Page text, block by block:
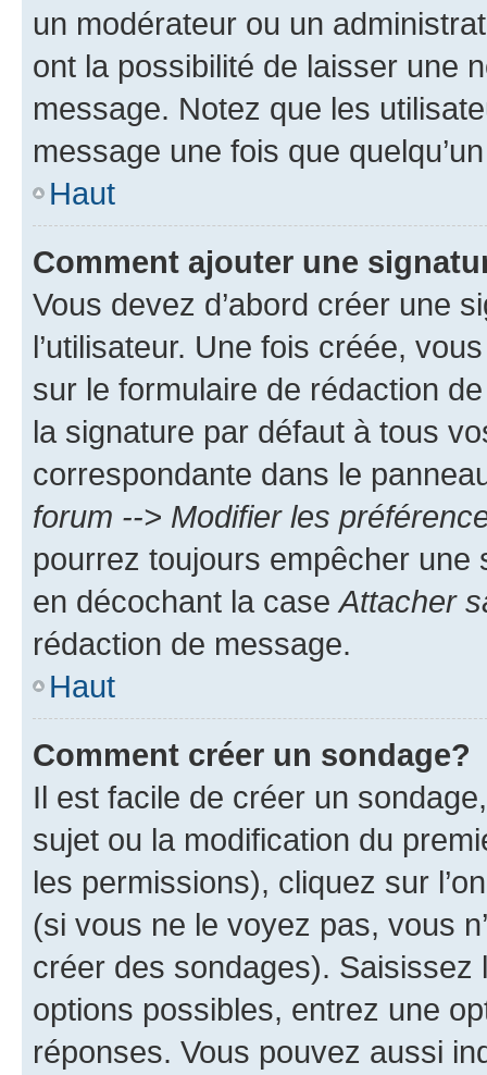
un modérateur ou un
ont la possibilité de laisser une
message. Notez que les
message une fois que
Haut
Comment ajouter une
Vous devez d’abord créer une
l’utilisateur. Une fois créée,
sur le formulaire de rédaction
la signature par défaut à tous
correspondante dans le
forum --> Modifier les
pourrez toujours empêcher une
en décochant la caseAttacher
rédaction de message.
Haut
Comment créer un sondage?
Il est facile de créer un
sujet ou la modification du
les permissions), cliquez sur
(si vous ne le voyez pas, vous
créer des sondages).
options possibles, entrez une
réponses. Vous pouvez aussi